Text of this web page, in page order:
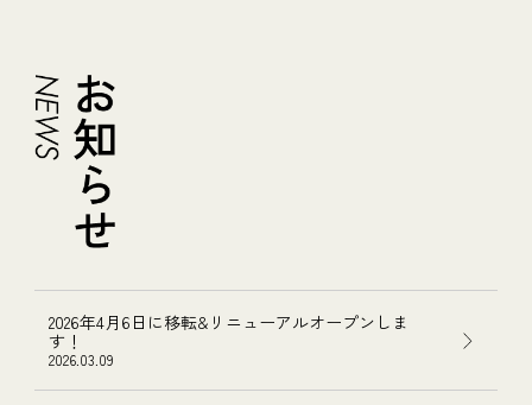
2026年4月6日に移転&リニューアルオープンしま
す！
2026.03.09